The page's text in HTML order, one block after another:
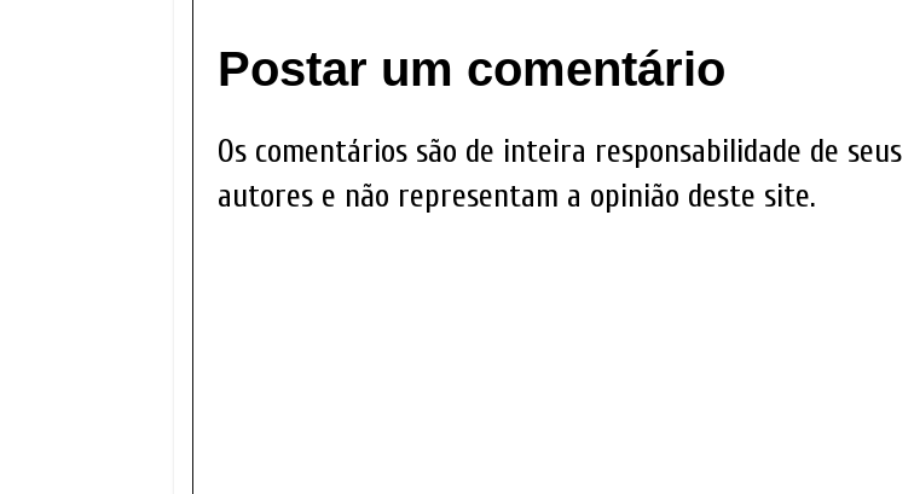
Postar um comentário
Os comentários são de inteira responsabilidade de seus
autores e não representam a opinião deste site.